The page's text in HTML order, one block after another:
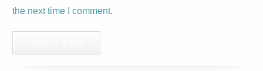
the next time I comment.